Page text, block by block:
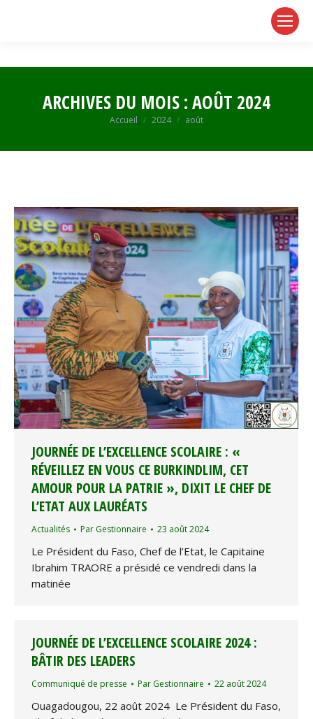
ARCHIVES DU MOIS :AOÛT 2024
Vous êtes ici :
Accueil 2024 août
JOURNÉE DE L’EXCELLENCE SCOLAIRE : «
RÉVEILLEZ EN VOUS CE BURKINDLIM, CET
AMOUR POUR LA PATRIE », DIXIT LE CHEF DE
L’ETAT AUX LAURÉATS
Actualités Par Gestionnaire 23 août 2024
Le Président du Faso, Chef de l’Etat, le Capitaine
Ibrahim TRAORE a présidé ce vendredi dans la
matinée
JOURNÉE DE L’EXCELLENCE SCOLAIRE 2024 :
BÂTIR DES LEADERS
Communiqué de presse Par Gestionnaire 22 août 2024
Ouagadougou, 22 août 2024 Le Président du Faso,